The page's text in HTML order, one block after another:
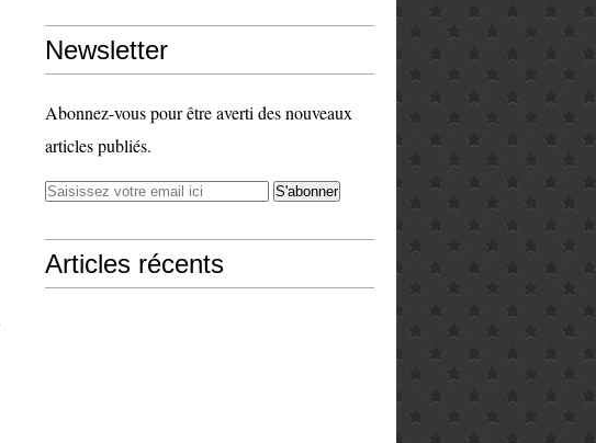
Newsletter
Abonnez-vous pour être averti des nouveaux
articles publiés.
Articles récents